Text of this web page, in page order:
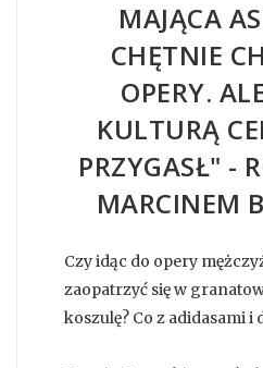
MAJĄCA
CHĘTNIE
OPERY.
KULTURĄ
PRZYGASŁ" -
MARCINEM
Czy idąc do opery
zaopatrzyć się w
koszulę? Co z adidasami i